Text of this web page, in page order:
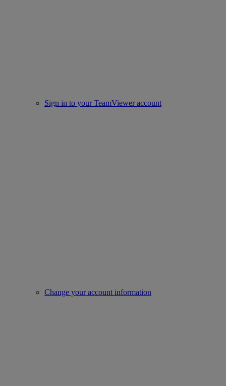
Sign in to your TeamViewer account
Change your account information